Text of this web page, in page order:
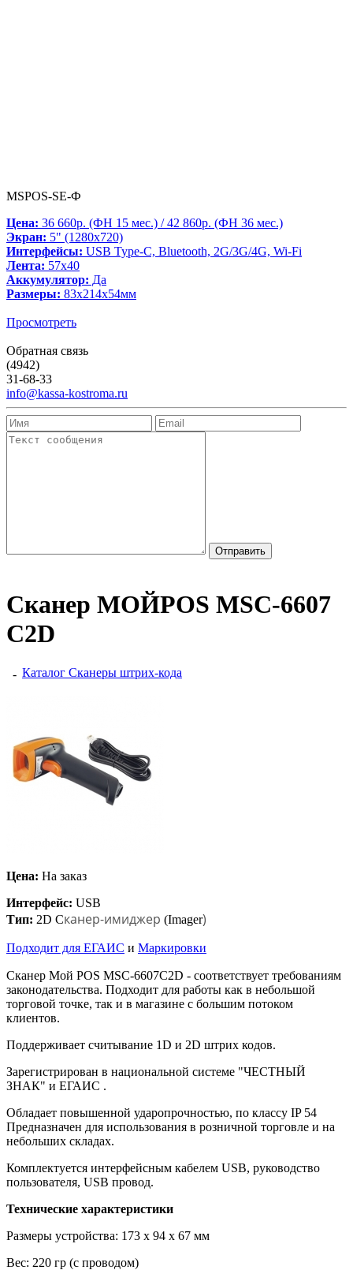
MSPOS-SE-Ф
Цена: 36 660р. (ФН 15 мес.) / 42 860р. (ФН 36 мес.)
Экран: 5" (1280x720)
Интерфейсы: USB Type-C, Bluetooth, 2G/3G/4G, Wi-Fi
Лента: 57х40
Аккумулятор: Да
Размеры: 83х214х54мм
Просмотреть
Обратная связь
(4942)
31-68-33
info@kassa-kostroma.ru
Сканер МОЙPOS MSC-6607
C2D
Каталог
- Сканеры штрих-кода
Цена: На заказ
Интерфейс: USB
Тип: 2D Сканер-имиджер (Imager)
Подходит для ЕГАИС и Маркировки
Сканер Мой POS MSC-6607C2D - соответствует требованиям
законодательства. Подходит для работы как в небольшой
торговой точке, так и в магазине с большим потоком
клиентов.
Поддерживает считывание 1D и 2D штрих кодов.
Зарегистрирован в национальной системе "ЧЕСТНЫЙ
ЗНАК" и ЕГАИС .
Обладает повышенной ударопрочностью, по классу IP 54
Предназначен для использования в розничной торговле и на
небольших складах.
Комплектуется интерфейсным кабелем USB, руководство
пользователя, USB провод.
Технические характеристики
Размеры устройства: 173 x 94 x 67 мм
Веc: 220 гр (с проводом)